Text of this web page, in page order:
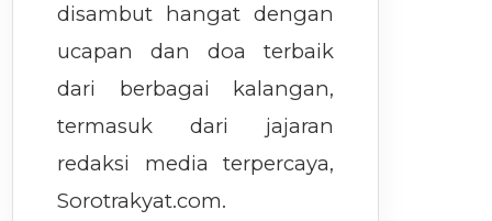
disambut hangat dengan
ucapan dan doa terbaik
dari berbagai kalangan,
termasuk dari jajaran
redaksi media terpercaya,
Sorotrakyat.com.